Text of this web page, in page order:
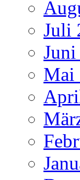
Juli
Juni
Mai